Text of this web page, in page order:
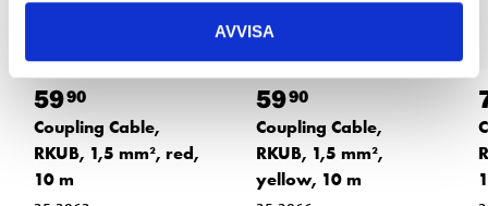
AVVISA
5990
Coupling Cable,
RKUB, 1,5 mm², red,
10 m
5990
Coupling Cable,
RKUB, 1,5 mm²,
yellow, 10 m